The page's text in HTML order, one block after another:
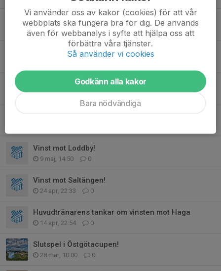
Vinst mot Azech med 7-1!
10 jun, 10:55 0
Vinst mot Ringarum!
Vinst mot Kuddby med 1-4!
20 maj, 23:35 0
Vinst mot Loddby!
9 maj, 14:50 0
Vinst mot Saltängen!
24 apr, 22:33 0
Huvudtränarens tankar om vinsten mot Haga
14 apr, 22:54 0
Slutspel i Östgötacupen!
28 mar, 10:00 0
Vi använder oss av kakor (cookies) för att vår
webbplats ska fungera bra för dig. De används
även för webbanalys i syfte att hjälpa oss att
förbättra våra tjänster.
Så använder vi cookies
Godkänn alla kakor
Bara nödvändiga